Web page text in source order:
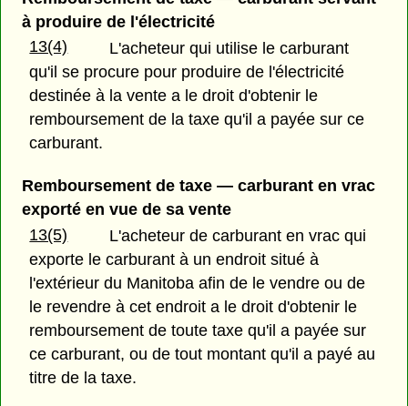
à produire de l'électricité
13(4)
L'acheteur qui utilise le carburant
qu'il se procure pour produire de l'électricité
destinée à la vente a le droit d'obtenir le
remboursement de la taxe qu'il a payée sur ce
carburant.
Remboursement de taxe — carburant en vrac
exporté en vue de sa vente
13(5)
L'acheteur de carburant en vrac qui
exporte le carburant à un endroit situé à
l'extérieur du Manitoba afin de le vendre ou de
le revendre à cet endroit a le droit d'obtenir le
remboursement de toute taxe qu'il a payée sur
ce carburant, ou de tout montant qu'il a payé au
titre de la taxe.